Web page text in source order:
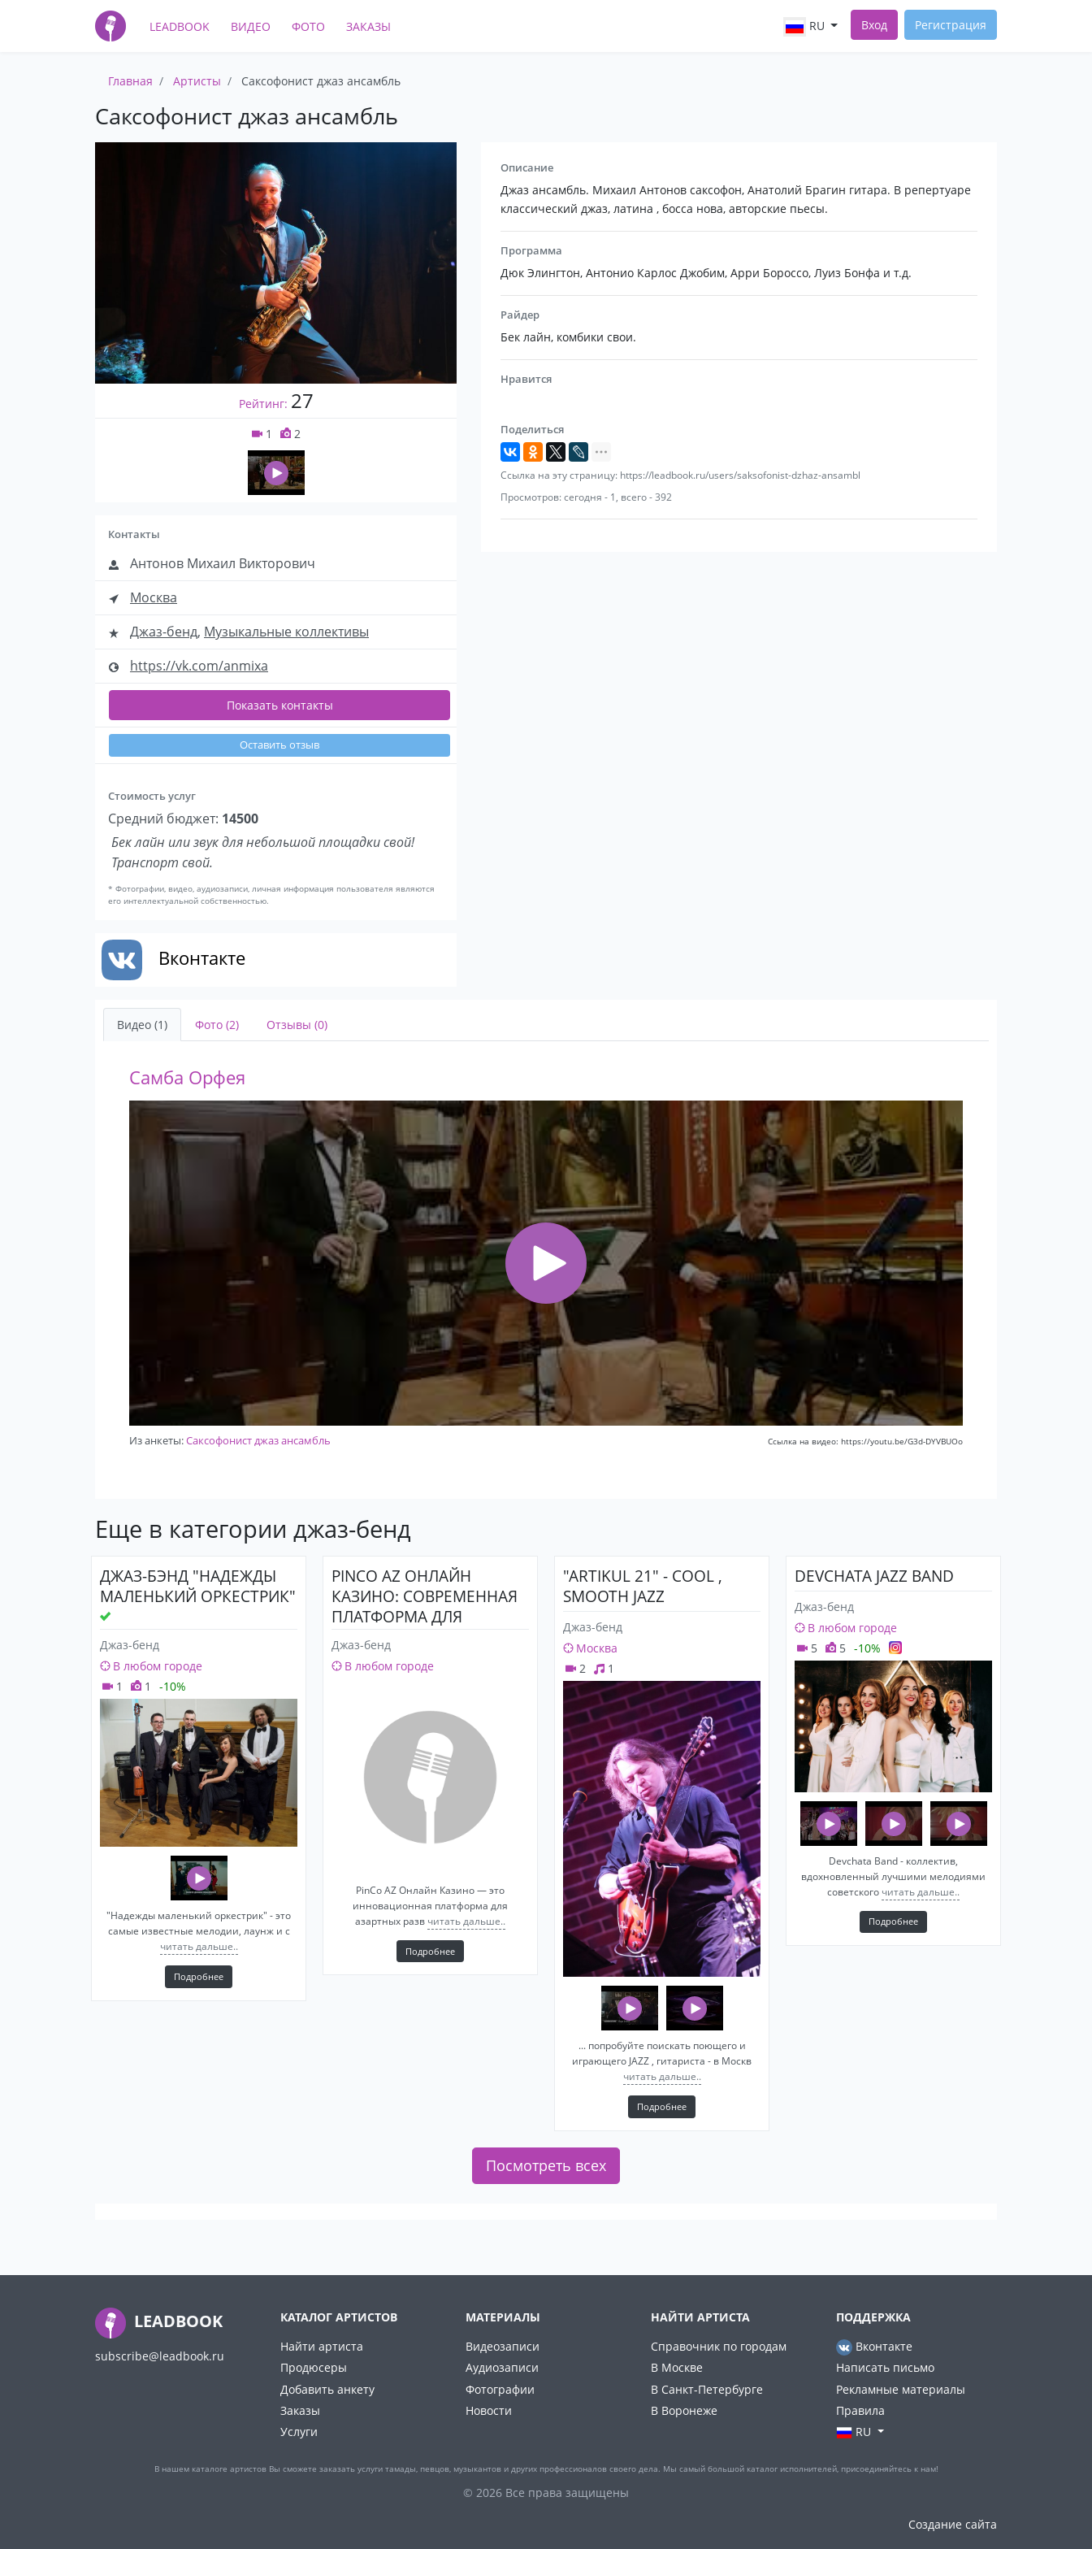
LEADBOOK ВИДЕО ФОТО ЗАКАЗЫ RU Вход Регистрация
Главная Артисты Саксофонист джаз ансамбль
Саксофонист джаз ансамбль
Рейтинг: 27
1 2
Контакты
Антонов Михаил Викторович
Москва
Джаз-бенд, Музыкальные коллективы
https://vk.com/anmixa
Показать контакты
Оставить отзыв
Стоимость услуг
Средний бюджет: 14500
Бек лайн или звук для небольшой площадки свой!
Транспорт свой.
* Фотографии, видео, аудиозаписи, личная информация пользователя являются
его интеллектуальной собственностью.
Вконтакте
Описание
Джаз ансамбль. Михаил Антонов саксофон, Анатолий Брагин гитара. В репертуаре
классический джаз, латина , босса нова, авторские пьесы.
Программа
Дюк Элингтон, Антонио Карлос Джобим, Арри Бороссо, Луиз Бонфа и т.д.
Райдер
Бек лайн, комбики свои.
Нравится
Поделиться
Ссылка на эту страницу: https://leadbook.ru/users/saksofonist-dzhaz-ansambl
Просмотров: сегодня - 1, всего - 392
Видео (1) Фото (2) Отзывы (0)
Самба Орфея
Из анкеты:Саксофонист джаз ансамбль Ссылка на видео: https://youtu.be/G3d-DYVBUOo
Еще в категории джаз-бенд
ДЖАЗ-БЭНД "НАДЕЖДЫ
МАЛЕНЬКИЙ ОРКЕСТРИК"
Джаз-бенд
В любом городе
1
1 -10%
"Надежды маленький оркестрик" - это
самые известные мелодии, лаунж и с
читать дальше..
Подробнее
PINCO AZ ОНЛАЙН
КАЗИНО: СОВРЕМЕННАЯ
ПЛАТФОРМА ДЛЯ
АЗАРТНЫХ ИГР
Джаз-бенд
В любом городе
PinCo AZ Онлайн Казино — это
инновационная платформа для
азартных разв читать дальше..
Подробнее
"ARTIKUL 21" - COOL ,
SMOOTH JAZZ
Джаз-бенд
Москва
2
1
... попробуйте поискать поющего и
играющего JAZZ , гитариста - в Москв
читать дальше..
Подробнее
DEVCHATA JAZZ BAND
Джаз-бенд
В любом городе
5
5 -10%
Devchata Band - коллектив,
вдохновленный лучшими мелодиями
советского читать дальше..
Подробнее
Посмотреть всех
LEADBOOK
subscribe@leadbook.ru
КАТАЛОГ АРТИСТОВ
Найти артиста
Продюсеры
Добавить анкету
Заказы
Услуги
МАТЕРИАЛЫ
Видеозаписи
Аудиозаписи
Фотографии
Новости
НАЙТИ АРТИСТА
Справочник по городам
В Москве
В Санкт-Петербурге
В Воронеже
ПОДДЕРЖКА
Вконтакте
Написать письмо
Рекламные материалы
Правила
RU
В нашем каталоге артистов Вы сможете заказать услуги тамады, певцов, музыкантов и других профессионалов своего дела. Мы самый большой каталог исполнителей, присоединяйтесь к нам!
© 2026 Все права защищены
Создание сайта